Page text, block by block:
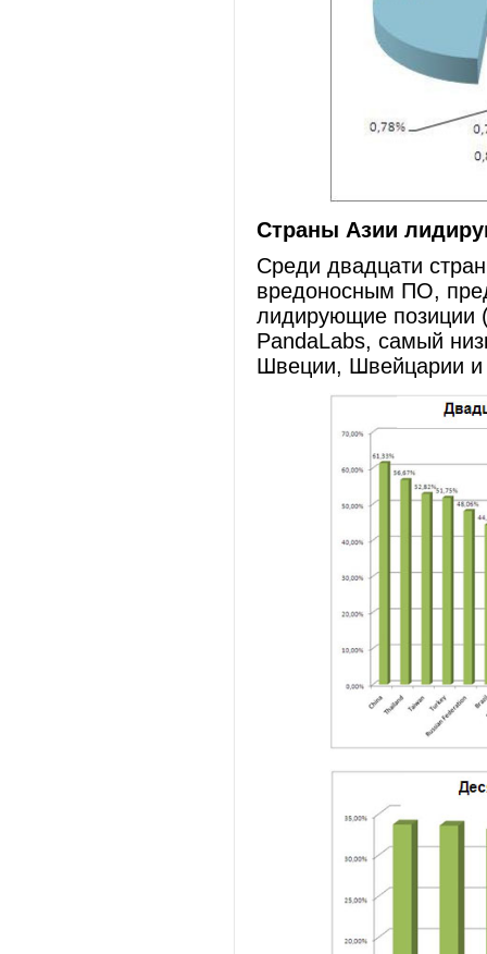
Страны Азии
Среди двадцати
вредоносным ПО,
лидирующие позиции
PandaLabs, самый
Швеции, Швейцарии и